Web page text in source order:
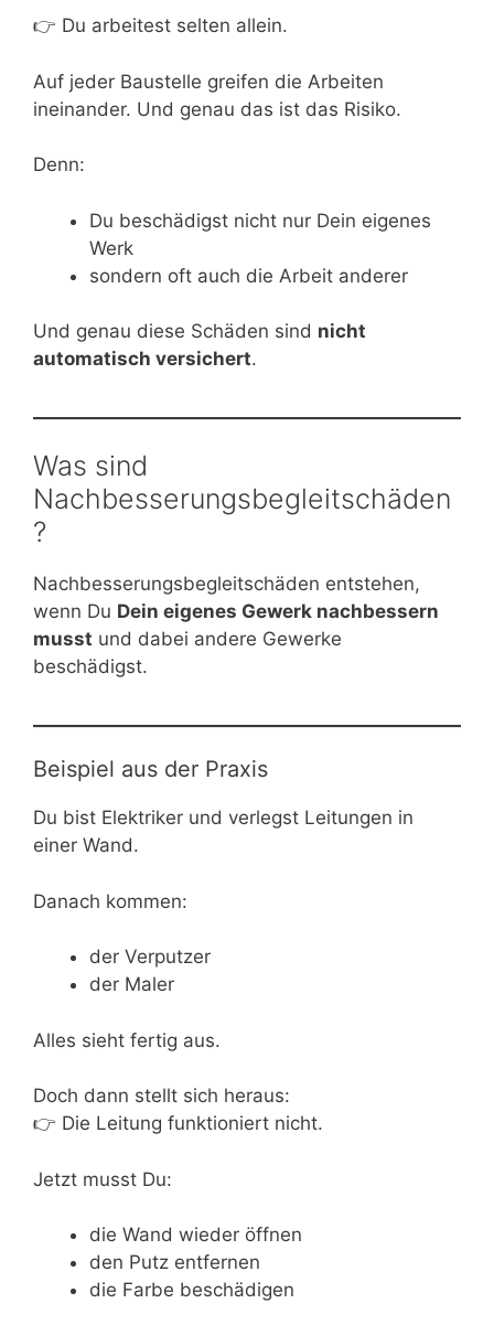
👉 Du arbeitest selten allein.
Auf jeder Baustelle greifen die Arbeiten
ineinander. Und genau das ist das Risiko.
Denn:
Du beschädigst nicht nur Dein eigenes
Werk
sondern oft auch die Arbeit anderer
Und genau diese Schäden sind nicht
automatisch versichert.
Was sind
Nachbesserungsbegleitschäden
?
Nachbesserungsbegleitschäden entstehen,
wenn Du Dein eigenes Gewerk nachbessern
musst und dabei andere Gewerke
beschädigst.
Beispiel aus der Praxis
Du bist Elektriker und verlegst Leitungen in
einer Wand.
Danach kommen:
der Verputzer
der Maler
Alles sieht fertig aus.
Doch dann stellt sich heraus:
👉 Die Leitung funktioniert nicht.
Jetzt musst Du:
die Wand wieder öffnen
den Putz entfernen
die Farbe beschädigen